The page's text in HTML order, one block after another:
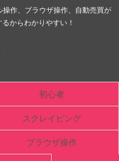
作、ブラウザ操作、自動売買が
からわかりやすい！
初心者
スクレイピング
ブラウザ操作